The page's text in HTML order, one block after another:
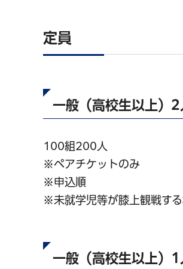
定員
一般（高校生以上）2
100組200人
※ペアチケットのみ
※申込順
※未就学児等が膝上観戦す
一般（高校生以上）